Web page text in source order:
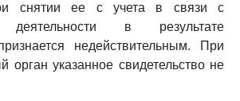
снятии ее с учета в связи с
деятельности в результате
недействительным. При
орган указанное свидетельство не